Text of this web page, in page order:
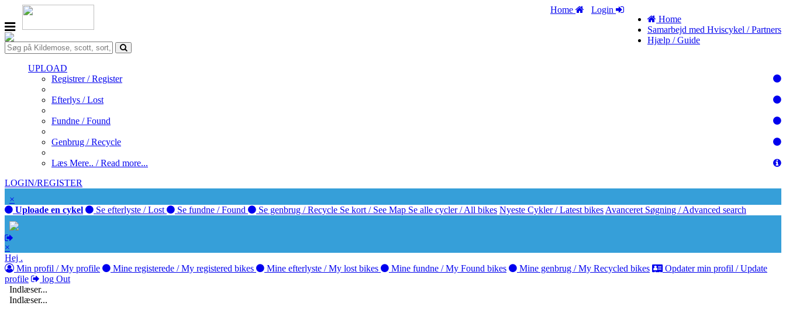
Home
Samarbejd med Hviscykel / Partners
Hjælp / Guide
Home Login
UPLOAD
Registrer / Register
Efterlys / Lost
Fundne / Found
Genbrug / Recycle
Læs Mere.. / Read more...
LOGIN/REGISTER
×
Uploade en cykel
Se efterlyste / Lost Se fundne / Found Se genbrug / Recycle Se kort / See Map Se alle cycler / All bikes Nyeste Cykler / Latest bikes Avanceret Søgning / Advanced search
×
Hej .
Min profil / My profile
Mine registerede / My registered bikes Mine efterlyste / My lost bikes Mine fundne / My Found bikes Mine genbrug / My Recycled bikes
Opdater min profil / Update
profile
log Out
Indlæser...
Indlæser...